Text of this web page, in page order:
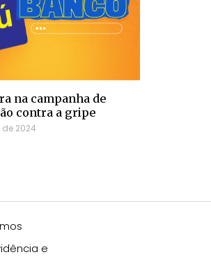
na campanha de
contra a gripe
de 2024
e